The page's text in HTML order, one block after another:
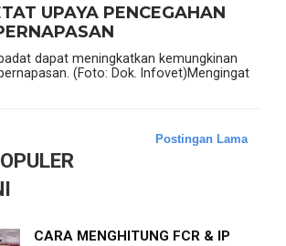
UPAYA PENCEGAHAN
dapat meningkatkan kemungkinan
(Foto: Dok. Infovet)Mengingat
Postingan Lama
CARA MENGHITUNG FCR & IP